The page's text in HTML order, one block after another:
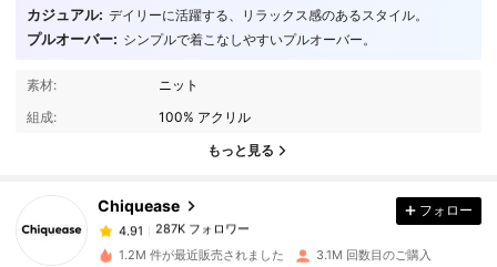
カジュアル: デイリーに活躍する、リラックス感のあるスタイル。
プルオーバー: シンプルで着こなしやすいプルオーバー。
素材:
ニット
組成:
100% アクリル
もっと見る
Chiquease
287K フォロワー
4.91
287K フォロワー
m***4は1日前 に購入しました
フォロー
1.2M 件が最近販売されました 3.1M 回数目のご購入